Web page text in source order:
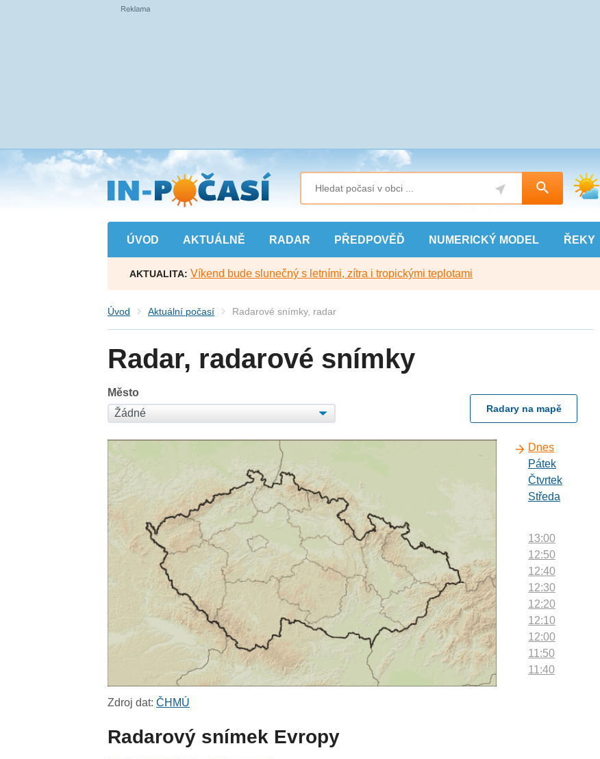
Přejít
na
hlavní
obsah
ÚVOD AKTUÁLNĚ RADAR PŘEDPOVĚĎ NUMERICKÝ MODEL ŘEKY
AKTUALITA: Víkend bude slunečný s letními, zítra i tropickými teplotami
Úvod Aktuální počasí Radarové snímky, radar
Radar, radarové snímky
Město
Radary na mapě
Dnes
Pátek
Čtvrtek
Středa
13:00
12:50
12:40
12:30
12:20
12:10
12:00
11:50
11:40
Zdroj dat:ČHMÚ
Radarový snímek Evropy